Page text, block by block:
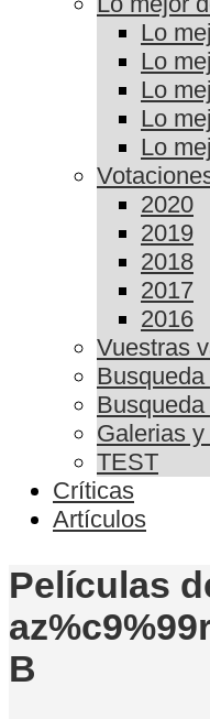
Lo
Lo
Lo
Lo
Lo
2020
2019
2018
2017
2016
Vuestras
Galerias
TEST
Críticas
Artículos
Películas
B